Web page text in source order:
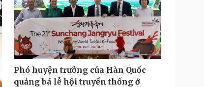
Phó huyện trưởng của Hàn Quốc
quảng bá lễ hội truyền thống ở